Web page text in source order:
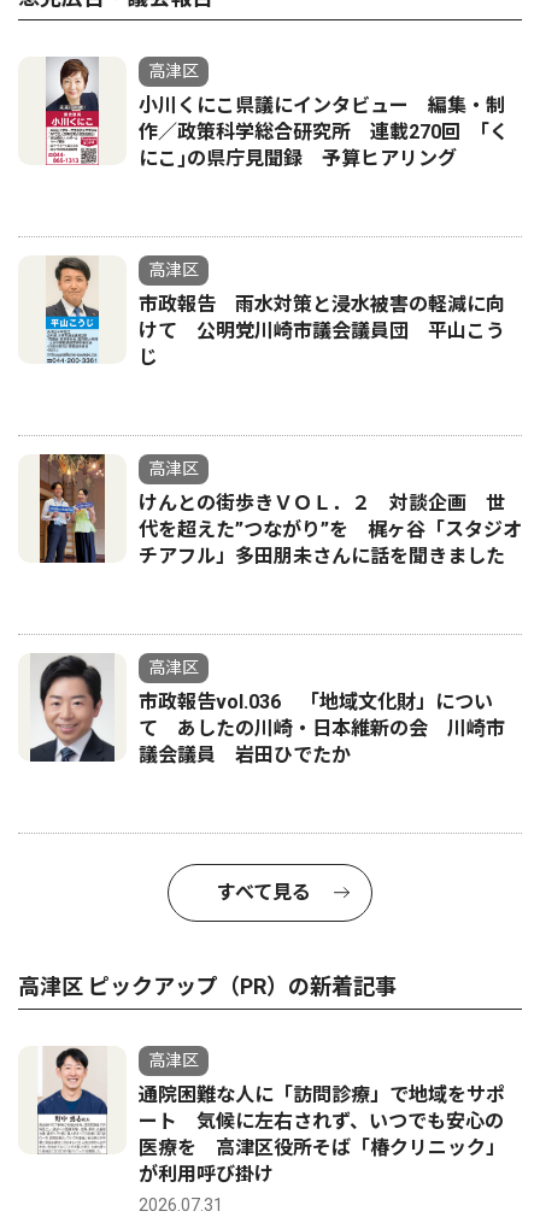
高津区
小川くにこ県議にインタビュー 編集・制
作／政策科学総合研究所 連載270回 ｢く
にこ｣の県庁見聞録 予算ヒアリング
高津区
市政報告 雨水対策と浸水被害の軽減に向
けて 公明党川崎市議会議員団 平山こう
じ
高津区
けんとの街歩きＶＯＬ．２ 対談企画 世
代を超えた”つながり”を 梶ヶ谷「スタジオ
チアフル」多田朋未さんに話を聞きました
高津区
市政報告vol.036 「地域文化財」につい
て あしたの川崎・日本維新の会 川崎市
議会議員 岩田ひでたか
すべて見る
高津区 ピックアップ（PR）の新着記事
高津区
通院困難な人に「訪問診療」で地域をサポ
ート 気候に左右されず、いつでも安心の
医療を 高津区役所そば「椿クリニック」
が利用呼び掛け
2026.07.31